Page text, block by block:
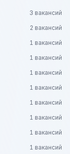
3 вакансий
2 вакансий
1 вакансий
1 вакансий
1 вакансий
1 вакансий
1 вакансий
1 вакансий
1 вакансий
1 вакансий